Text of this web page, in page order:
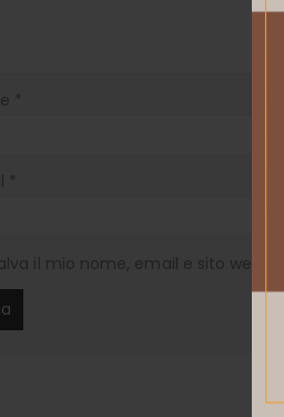
*
*
il mio nome, email e sito web